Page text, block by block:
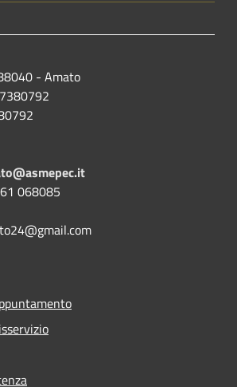
- Amato
068085